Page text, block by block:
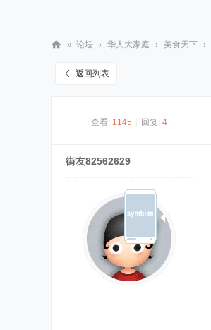
» 论坛 › 华人大家庭 › 美食天下 ›
返回列表
查看: 1145 回复: 4
街友82562629